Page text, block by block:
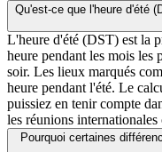
Qu'est-ce que l'heure d'été
L'heure d'été (DST) est la
heure pendant les mois les
soir. Les lieux marqués
heure pendant l'été. Le
puissiez en tenir compte
les réunions
Pourquoi certaines